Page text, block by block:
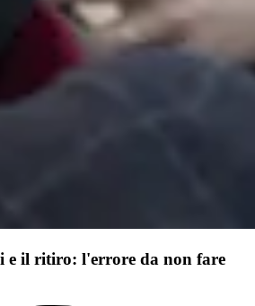
e il ritiro: l'errore da non fare